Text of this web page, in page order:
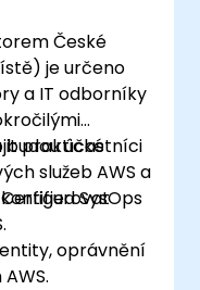
České
je určeno
a IT odborníky
praktické
služeb AWS a
SysOps
budou účastníci
oprávnění